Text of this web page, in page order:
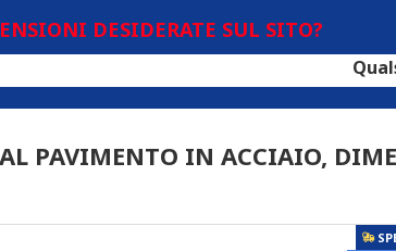
DESIDERATE SUL SITO?
Qualsiasi
AL PAVIMENTO IN ACCIAIO,